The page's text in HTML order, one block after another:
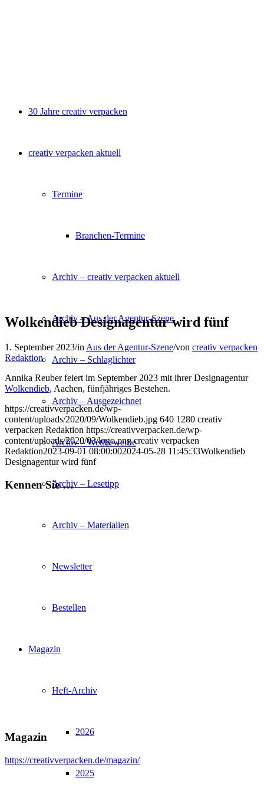
30 Jahre creativ verpacken
creativ verpacken aktuell
Termine
Branchen-Termine
Archiv – creativ verpacken aktuell
Archiv – Aus der Agentur-Szene
Archiv – Schlaglichter
Archiv – Ausgezeichnet
Archiv – Wettbewerbe
Archiv – Lesetipp
Archiv – Materialien
Newsletter
Bestellen
Magazin
Heft-Archiv
2026
2025
Wolkendieb Designagentur wird fünf
1. September 2023/in Aus der Agentur-Szene/von creativ verpacken
Redaktion
Annika Reuber feiert im September 2023 mit ihrer Designagentur
Wolkendieb, Aachen, fünfjähriges Bestehen.
https://creativverpacken.de/wp-
content/uploads/2020/09/Wolkendieb.jpg 640 1280 creativ
verpacken Redaktion https://creativverpacken.de/wp-
content/uploads/2020/03/logo.png creativ verpacken
Redaktion2023-09-01 08:00:002024-05-28 11:45:33Wolkendieb
Designagentur wird fünf
Kennen Sie …
Magazin
https://creativverpacken.de/magazin/